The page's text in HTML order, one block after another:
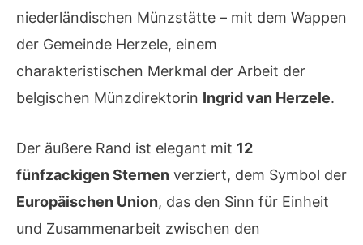
niederländischen Münzstätte – mit dem Wappen
der Gemeinde Herzele, einem
charakteristischen Merkmal der Arbeit der
belgischen Münzdirektorin Ingrid van Herzele.
Der äußere Rand ist elegant mit 12
fünfzackigen Sternen verziert, dem Symbol der
Europäischen Union, das den Sinn für Einheit
und Zusammenarbeit zwischen den